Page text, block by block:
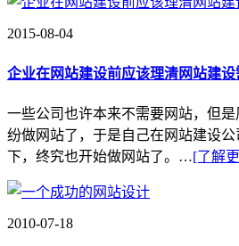
企业在网站建设前应该理清网站建设
一些公司也许本来不需要网站，但是
下，终究也开始做网站了。…[了解